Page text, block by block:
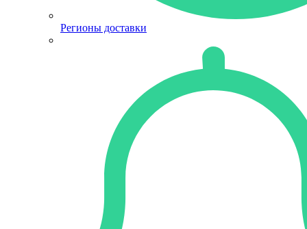
Регионы доставки